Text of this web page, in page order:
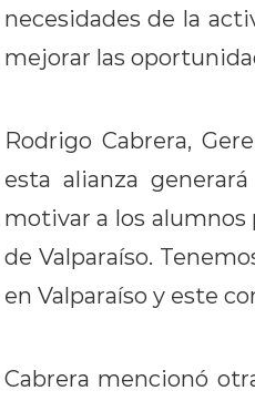
necesidades de la
mejorar las
Rodrigo Cabrera,
esta alianza
motivar a los alumnos
de Valparaíso.
en Valparaíso y este
Cabrera mencionó